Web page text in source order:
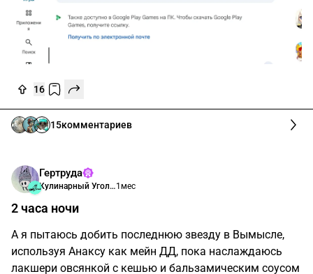
16
15комментариев
Гертруда
Кулинарный Уголок Энтхабера1мес
2 часа ночи
А я пытаюсь добить последнюю звезду в Вымысле,
используя Анаксу как мейн ДД, пока наслаждаюсь
лакшери овсянкой с кешью и бальзамическим соусом